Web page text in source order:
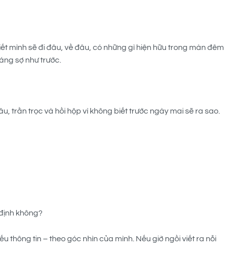
mình sẽ đi đâu, về đâu, có những gì hiện hữu trong màn đêm
sợ như trước.
trằn trọc và hồi hộp vì không biết trước ngày mai sẽ ra sao.
không?
thông tin – theo góc nhìn của mình. Nếu giờ ngồi viết ra nỗi